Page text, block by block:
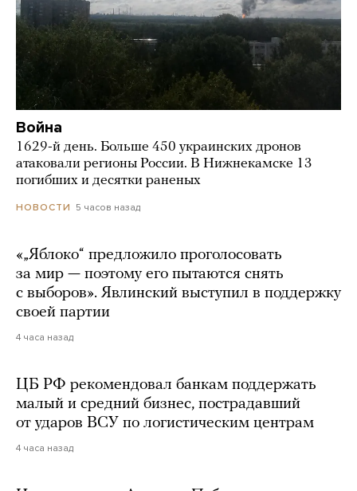
Война
1629-й день. Больше 450 украинских дронов
атаковали регионы России. В Нижнекамске 13
погибших и десятки раненых
НОВОСТИ 5 часов назад
«„Яблоко“ предложило проголосовать
за мир — поэтому его пытаются снять
с выборов». Явлинский выступил в поддержку
своей партии
4 часа назад
ЦБ РФ рекомендовал банкам поддержать
малый и средний бизнес, пострадавший
от ударов ВСУ по логистическим центрам
4 часа назад